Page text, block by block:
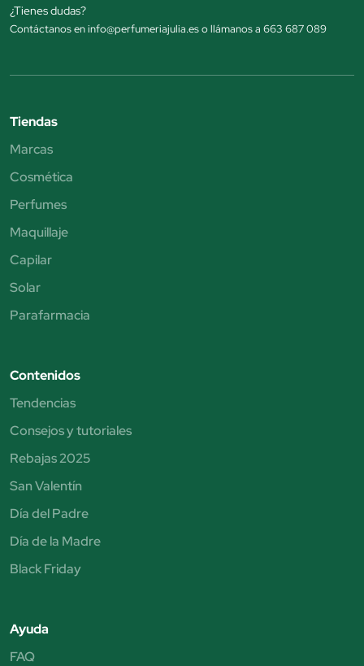
¿Tienes dudas?
Contáctanos en info@perfumeriajulia.es o llámanos a 663 687 089
Tiendas
Marcas
Cosmética
Perfumes
Maquillaje
Capilar
Solar
Parafarmacia
Contenidos
Tendencias
Consejos y tutoriales
Rebajas 2025
San Valentín
Día del Padre
Día de la Madre
Black Friday
Ayuda
FAQ